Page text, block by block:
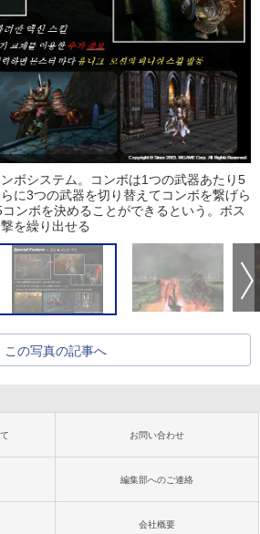
ボシステム。コンボは1つの武器あたり5
に3つの武器を切り替えてコンボを繋げら
ンボを決めることができるという。ボス
を繰り出せる
この写真の記事へ
お問い合わせ
編集部へのご連絡
会社概要